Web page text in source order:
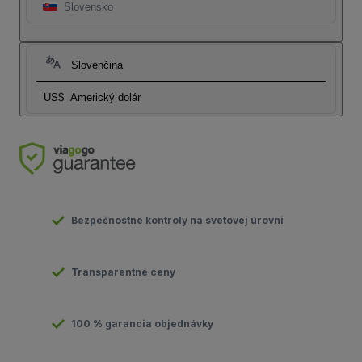
Slovensko
Slovenčina
US$ Americký dolár
Bezpečnostné kontroly na svetovej úrovni
Transparentné ceny
100 % garancia objednávky